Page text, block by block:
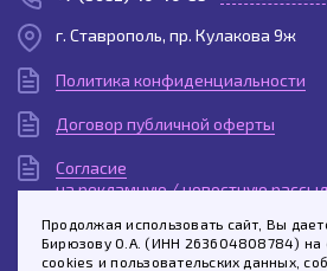
Продолжая использовать сайт, Вы
Бирюзову О.А. (ИНН 263604808784) на
cookies и пользовательских данных,
г. Ставрополь, пр. Кулакова 9ж
Политика конфиденциальности
Договор публичной оферты
Согласие
на рекламную / новостную
Согласие
на обработку персональных